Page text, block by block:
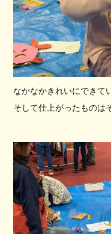
なかなかきれいにできて
そして仕上がったものは